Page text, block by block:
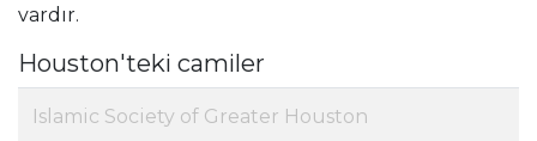
vardır.
Houston'teki camiler
Islamic Society of Greater Houston